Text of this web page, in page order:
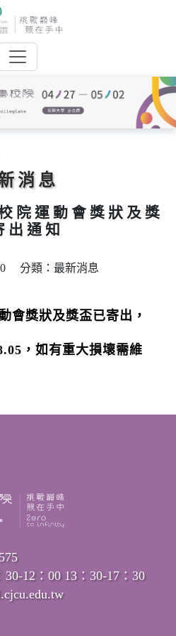
消息
院運動會獎狀及獎
出通知
分類：最新消息
會獎狀及獎盃已寄出，
， 如有重大損壞需維
12：00 13：30-17：30